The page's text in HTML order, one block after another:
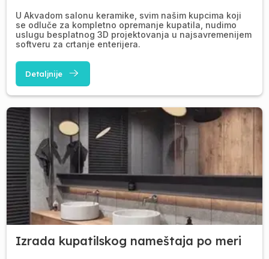
U Akvadom salonu keramike, svim našim kupcima koji
se odluče za kompletno opremanje kupatila, nudimo
uslugu besplatnog 3D projektovanja u najsavremenijem
softveru za crtanje enterijera.
Detaljnije
Izrada kupatilskog nameštaja po meri